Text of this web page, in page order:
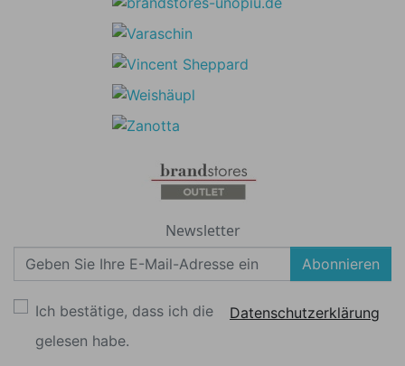
Newsletter
Abonnieren
Ich bestätige, dass ich die
Datenschutzerklärung
gelesen habe.